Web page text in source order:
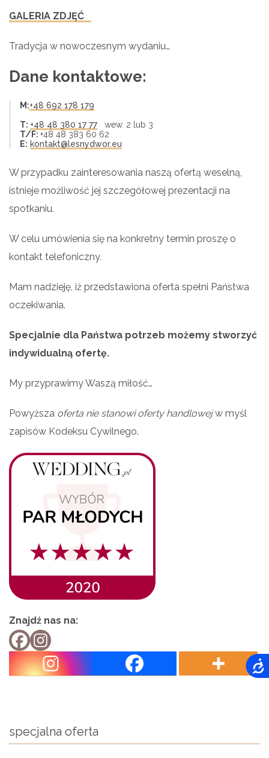
GALERIA ZDJĘĆ
Tradycja w nowoczesnym wydaniu…
Dane kontaktowe:
M:+48 692 178 179
T: +48 48 380 17 77 wew. 2 lub 3
T/F: +48 48 383 60 62
E: kontakt@lesnydwor.eu
W przypadku zainteresowania naszą ofertą weselną,
istnieje możliwość jej szczegółowej prezentacji na
spotkaniu.
W celu umówienia się na konkretny termin proszę o
kontakt telefoniczny.
Mam nadzieję, iż przedstawiona oferta spełni Państwa
oczekiwania.
Specjalnie dla Państwa potrzeb możemy stworzyć
indywidualną ofertę.
My przyprawimy Waszą miłość…
Powyższa oferta nie stanowi oferty handlowejw myśl
zapisów Kodeksu Cywilnego.
Znajdź nas na:
specjalna oferta